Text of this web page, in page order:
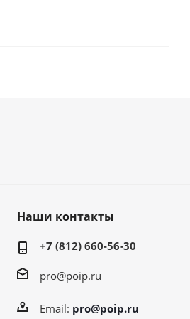
Наши контакты
+7 (812) 660-56-30
pro@poip.ru
Email: pro@poip.ru